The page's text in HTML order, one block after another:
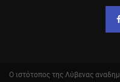
Ο ιστότοπος της Λύβενας